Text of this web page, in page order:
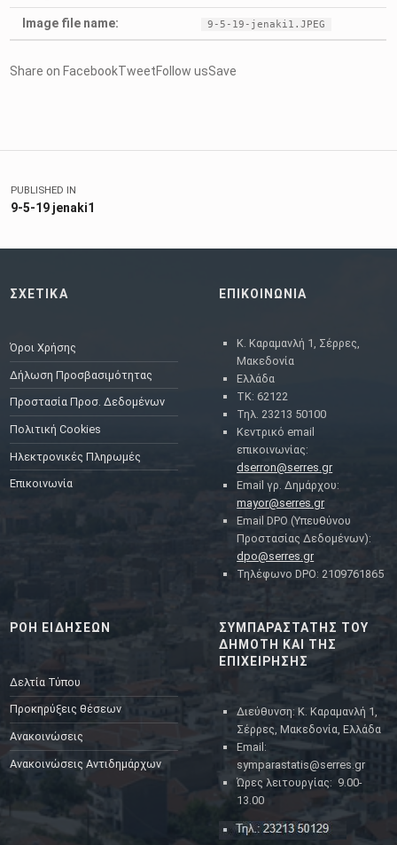
Image file name: 9-5-19-jenaki1.JPEG
Share on FacebookTweetFollow usSave
Πλοήγηση άρθρων
PUBLISHED IN
9-5-19 jenaki1
ΣΧΕΤΙΚΑ
Όροι Χρήσης
Δήλωση Προσβασιμότητας
Προστασία Προσ. Δεδομένων
Πολιτική Cookies
Ηλεκτρονικές Πληρωμές
Επικοινωνία
ΕΠΙΚΟΙΝΩΝΙΑ
Κ. Καραμανλή 1, Σέρρες,
Μακεδονία
Ελλάδα
ΤΚ: 62122
Τηλ. 23213 50100
Κεντρικό email
επικοινωνίας:
dserron@serres.gr
Email γρ. Δημάρχου:
mayor@serres.gr
Email DPO (Υπευθύνου
Προστασίας Δεδομένων):
dpo@serres.gr
Τηλέφωνο DPO: 2109761865
ΡΟΗ ΕΙΔΗΣΕΩΝ
Δελτία Τύπου
Προκηρύξεις θέσεων
Ανακοινώσεις
Ανακοινώσεις Αντιδημάρχων
ΣΥΜΠΑΡΑΣΤΑΤΗΣ ΤΟΥ
ΔΗΜΟΤΗ ΚΑΙ ΤΗΣ
ΕΠΙΧΕΙΡΗΣΗΣ
Διεύθυνση: Κ. Καραμανλή 1,
Σέρρες, Μακεδονία, Ελλάδα
Email:
symparastatis@serres.gr
Ώρες λειτουργίας: 9.00-
13.00